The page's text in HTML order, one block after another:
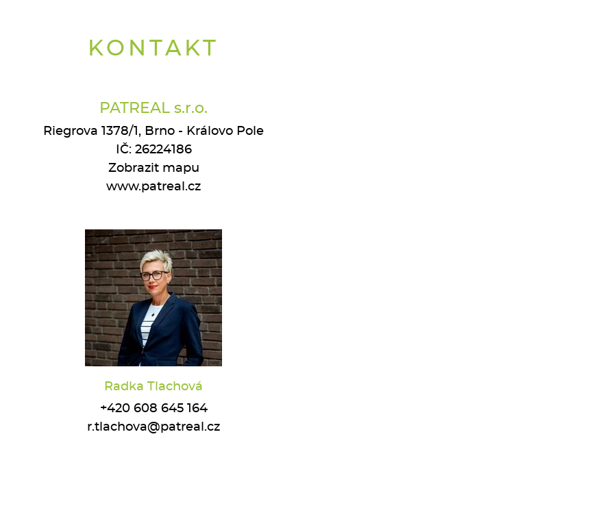
KONTAKT
PATREAL s.r.o.
Riegrova 1378/1, Brno - Královo Pole
IČ: 26224186
Zobrazit mapu
www.patreal.cz
Radka Tlachová
+420 608 645 164
r.tlachova@patreal.cz